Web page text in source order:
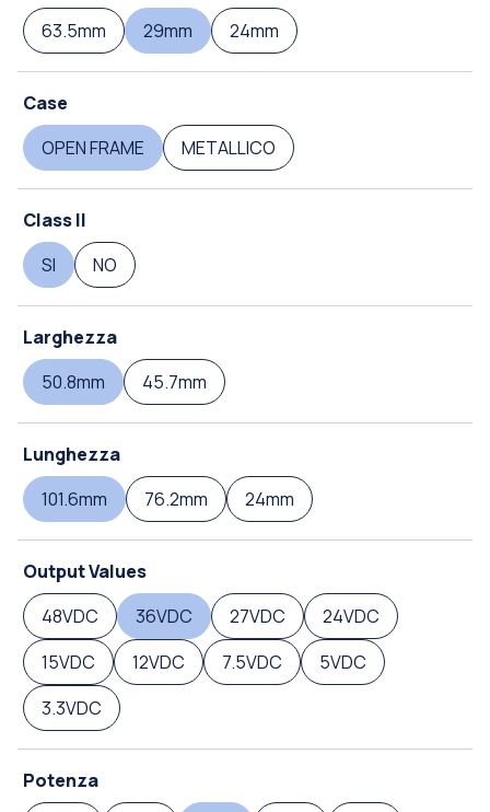
63.5mm
29mm 24mm
Case
OPEN FRAME
METALLICO
Class II
SI
NO
Larghezza
50.8mm
45.7mm
Lunghezza
101.6mm
76.2mm 24mm
Output Values
48VDC
36VDC 27VDC
24VDC
15VDC
12VDC 7.5VDC
5VDC
3.3VDC
Potenza